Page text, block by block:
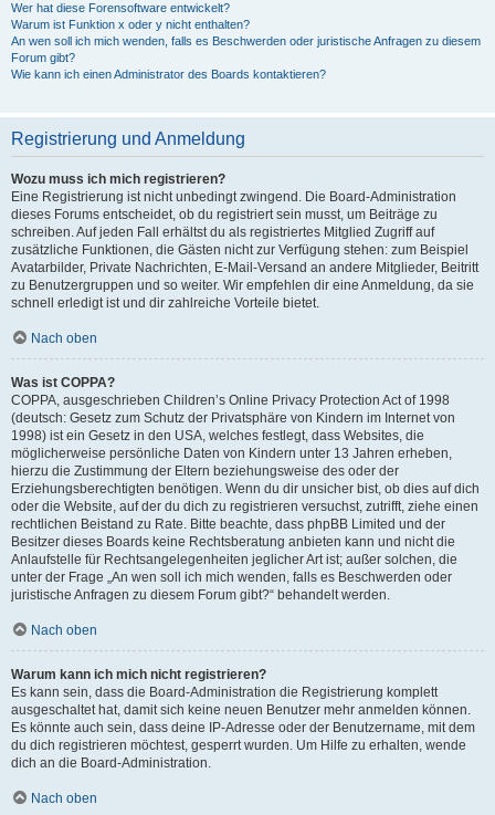
Wer hat diese Forensoftware entwickelt?
Warum ist Funktion x oder y nicht enthalten?
An wen soll ich mich wenden, falls es Beschwerden oder juristische Anfragen zu diesem
Forum gibt?
Wie kann ich einen Administrator des Boards kontaktieren?
Registrierung und Anmeldung
Wozu muss ich mich registrieren?
Eine Registrierung ist nicht unbedingt zwingend. Die Board-Administration
dieses Forums entscheidet, ob du registriert sein musst, um Beiträge zu
schreiben. Auf jeden Fall erhältst du als registriertes Mitglied Zugriff auf
zusätzliche Funktionen, die Gästen nicht zur Verfügung stehen: zum Beispiel
Avatarbilder, Private Nachrichten, E-Mail-Versand an andere Mitglieder, Beitritt
zu Benutzergruppen und so weiter. Wir empfehlen dir eine Anmeldung, da sie
schnell erledigt ist und dir zahlreiche Vorteile bietet.
Nach oben
Was ist COPPA?
COPPA, ausgeschrieben Children’s Online Privacy Protection Act of 1998
(deutsch: Gesetz zum Schutz der Privatsphäre von Kindern im Internet von
1998) ist ein Gesetz in den USA, welches festlegt, dass Websites, die
möglicherweise persönliche Daten von Kindern unter 13 Jahren erheben,
hierzu die Zustimmung der Eltern beziehungsweise des oder der
Erziehungsberechtigten benötigen. Wenn du dir unsicher bist, ob dies auf dich
oder die Website, auf der du dich zu registrieren versuchst, zutrifft, ziehe einen
rechtlichen Beistand zu Rate. Bitte beachte, dass phpBB Limited und der
Besitzer dieses Boards keine Rechtsberatung anbieten kann und nicht die
Anlaufstelle für Rechtsangelegenheiten jeglicher Art ist; außer solchen, die
unter der Frage „An wen soll ich mich wenden, falls es Beschwerden oder
juristische Anfragen zu diesem Forum gibt?“ behandelt werden.
Nach oben
Warum kann ich mich nicht registrieren?
Es kann sein, dass die Board-Administration die Registrierung komplett
ausgeschaltet hat, damit sich keine neuen Benutzer mehr anmelden können.
Es könnte auch sein, dass deine IP-Adresse oder der Benutzername, mit dem
du dich registrieren möchtest, gesperrt wurden. Um Hilfe zu erhalten, wende
dich an die Board-Administration.
Nach oben